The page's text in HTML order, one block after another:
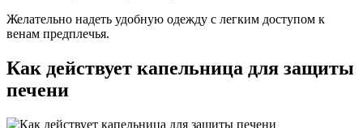
Желательно надеть удобную одежду с легким доступом к
венам предплечья.
Как действует капельница для защиты
печени